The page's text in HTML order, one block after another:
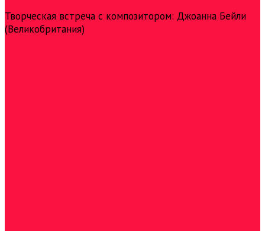
Творческая встреча с композитором: Джоанна Бейли
(Великобритания)